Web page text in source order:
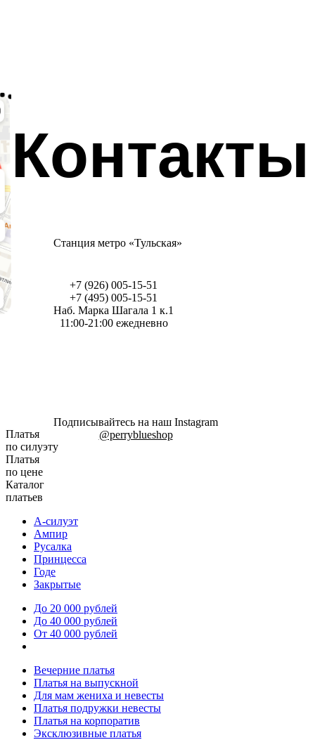
Контакты
Станция метро «Тульская»
+7 (926) 005-15-51
+7 (495) 005-15-51
Наб. Марка Шагала 1 к.1
11:00-21:00 ежедневно
Подписывайтесь на наш Instagram
@perryblueshop
Платья
по силуэту
Платья
по цене
Каталог
платьев
А-силуэт
Ампир
Русалка
Принцесса
Годе
Закрытые
До 20 000 рублей
До 40 000 рублей
От 40 000 рублей
Вечерние платья
Платья на выпускной
Для мам жениха и невесты
Платья подружки невесты
Платья на корпоратив
Эксклюзивные платья